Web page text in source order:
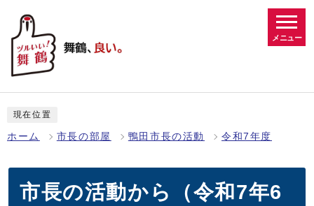
メニュー
現在位置
ホーム 市長の部屋 鴨田市長の活動 令和7年度
市長の活動から（令和7年6